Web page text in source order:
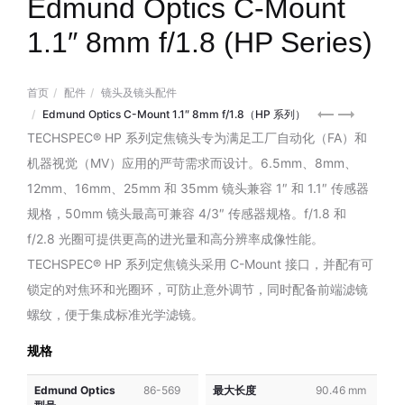
Edmund Optics C-Mount
1.1″ 8mm f/1.8 (HP Series)
首页 配件
镜头及镜头配件
Edmund Optics C-Mount 1.1″ 8mm f/1.8（HP 系列）
Edmund
Optics
C-
2/3″
16mm
系
列）
Edmund
Optics
2/3″
35mm
系
列）
TECHSPEC® HP 系列定焦镜头专为满足工厂自动化（FA）和
机器视觉（MV）应用的严苛需求而设计。6.5mm、8mm、
12mm、16mm、25mm 和 35mm 镜头兼容 1″ 和 1.1″ 传感器
规格，50mm 镜头最高可兼容 4/3″ 传感器规格。f/1.8 和
f/2.8 光圈可提供更高的进光量和高分辨率成像性能。
TECHSPEC® HP 系列定焦镜头采用 C-Mount 接口，并配有可
锁定的对焦环和光圈环，可防止意外调节，同时配备前端滤镜
螺纹，便于集成标准光学滤镜。
规格
Edmund Optics
86-569 最大长度 90.46 mm